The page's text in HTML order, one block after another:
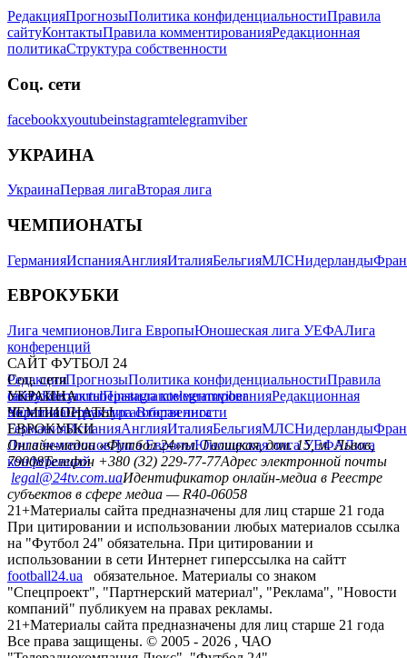
РедакцияПрогнозыПолитика конфиденциальностиПравила
сайтуКонтактыПравила комментированияРедакционная
политикаСтруктура собственности
Соц. сети
facebookxyoutubeinstagramtelegramviber
УКРАИНА
УкраинаПервая лигаВторая лига
ЧЕМПИОНАТЫ
ГерманияИспанияАнглияИталияБельгияМЛСНидерланды
ЕВРОКУБКИ
Лига чемпионовЛига ЕвропыЮношеская лига УЕФАЛига
конференций
САЙТ ФУТБОЛ 24
РедакцияПрогнозыПолитика конфиденциальностиПравила
сайтуКонтактыПравила комментированияРедакционная
политикаСтруктура собственности
Соц. сети
facebookxyoutubeinstagramtelegramviber
УКРАИНА
УкраинаПервая лигаВторая лига
ЧЕМПИОНАТЫ
ГерманияИспанияАнглияИталияБельгияМЛСНидерланды
ЕВРОКУБКИ
Лига чемпионовЛига ЕвропыЮношеская лига УЕФАЛига
конференций
Онлайн-медиа «Футбол 24»пл. Галицкая, дом. 15, м. Львов,
79008Телефон +380 (32) 229-77-77Адрес электронной почты
legal@24tv.com.uaИдентификатор онлайн-медиа в Реестре
субъектов в сфере медиа — R40-06058
21+Материалы сайта предназначены для лиц старше 21 года
При цитировании и использовании любых материалов ссылка
на "Футбол 24" обязательна. При цитировании и
использовании в сети Интернет гиперссылка на сайтт
football24.ua
обязательное. Материалы со знаком
"Спецпроект", "Партнерский материал", "Реклама", "Новости
компаний" публикуем на правах рекламы.
21+Материалы сайта предназначены для лиц старше 21 года
Все права защищены. © 2005 - 2026 , ЧАО